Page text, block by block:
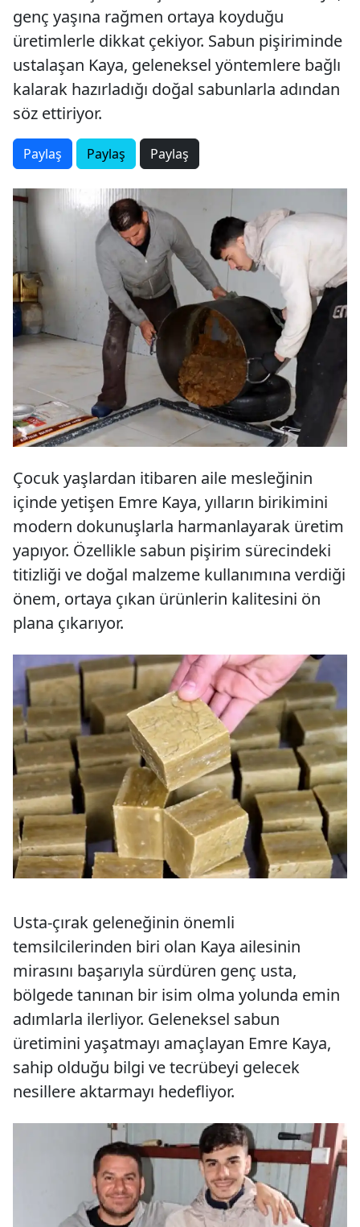
genç yaşına rağmen ortaya koyduğu
üretimlerle dikkat çekiyor. Sabun pişiriminde
ustalaşan Kaya, geleneksel yöntemlere bağlı
kalarak hazırladığı doğal sabunlarla adından
söz ettiriyor.
Paylaş Paylaş Paylaş
Çocuk yaşlardan itibaren aile mesleğinin
içinde yetişen Emre Kaya, yılların birikimini
modern dokunuşlarla harmanlayarak üretim
yapıyor. Özellikle sabun pişirim sürecindeki
titizliği ve doğal malzeme kullanımına verdiği
önem, ortaya çıkan ürünlerin kalitesini ön
plana çıkarıyor.
Usta-çırak geleneğinin önemli
temsilcilerinden biri olan Kaya ailesinin
mirasını başarıyla sürdüren genç usta,
bölgede tanınan bir isim olma yolunda emin
adımlarla ilerliyor. Geleneksel sabun
üretimini yaşatmayı amaçlayan Emre Kaya,
sahip olduğu bilgi ve tecrübeyi gelecek
nesillere aktarmayı hedefliyor.